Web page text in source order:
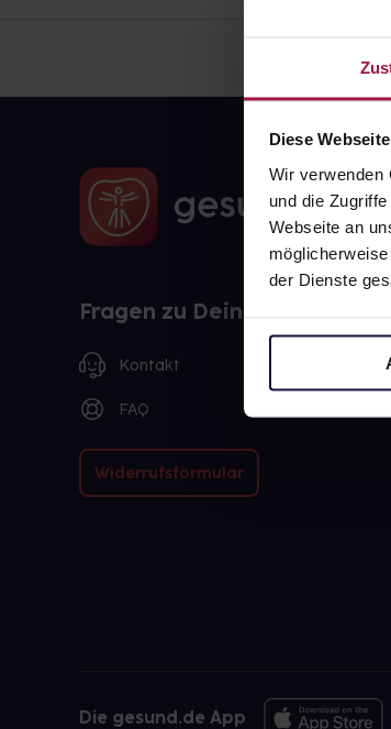
Diese
Wir verwenden
und die
Webseite an
der Dienste
Fragen zu Deiner Bestellung?
Kontakt
FAQ
Widerrufsformular
Die gesund.de App